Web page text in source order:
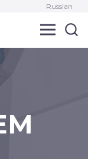
Russian